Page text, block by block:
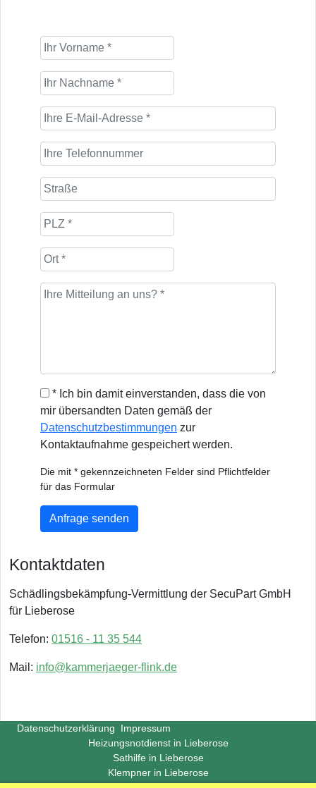
* Ich bin damit einverstanden, dass die von
mir übersandten Daten gemäß der
Datenschutzbestimmungen zur
Kontaktaufnahme gespeichert werden.
Die mit * gekennzeichneten Felder sind Pflichtfelder
für das Formular
Anfrage senden
Kontaktdaten
Schädlingsbekämpfung-Vermittlung der SecuPart GmbH
für Lieberose
Telefon: 01516 - 11 35 544
Mail: info@kammerjaeger-flink.de
Datenschutzerklärung
Impressum
Heizungsnotdienst in Lieberose
Sathilfe in Lieberose
Klempner in Lieberose